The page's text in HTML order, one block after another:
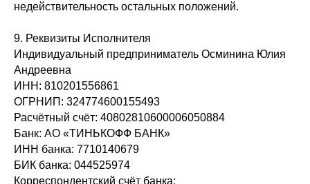
недействительность остальных положений.
9. Реквизиты Исполнителя
Индивидуальный предприниматель Осминина Юлия
Андреевна
ИНН: 810201556861
ОГРНИП: 324774600155493
Расчётный счёт: 40802810600006050884
Банк: АО «ТИНЬКОФФ БАНК»
ИНН банка: 7710140679
БИК банка: 044525974
Корреспондентский счёт банка: